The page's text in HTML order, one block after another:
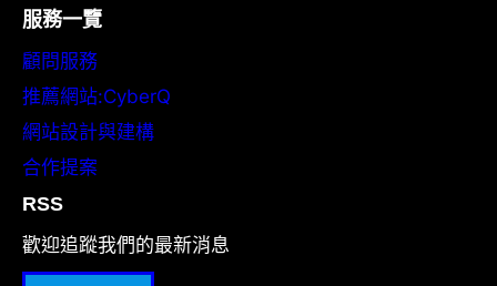
服務一覽
顧問服務
推薦網站:CyberQ
網站設計與建構
合作提案
RSS
歡迎追蹤我們的最新消息